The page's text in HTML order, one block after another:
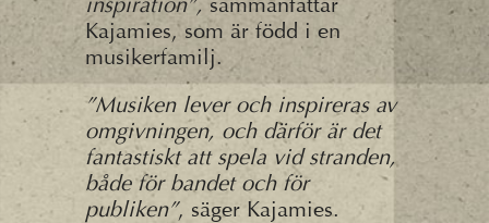
Kajamies, som är född i en
musikerfamilj.
”Musiken lever och inspireras av
omgivningen, och därför är det
fantastiskt att spela vid stranden,
både för bandet och för
publiken”, säger Kajamies.